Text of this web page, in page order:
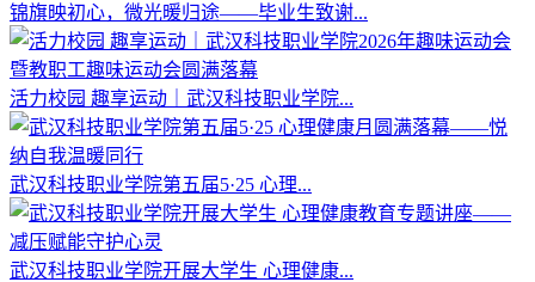
锦旗映初心，微光暖归途——毕业生致谢...
活力校园 趣享运动｜武汉科技职业学院...
武汉科技职业学院第五届5·25 心理...
武汉科技职业学院开展大学生 心理健康...